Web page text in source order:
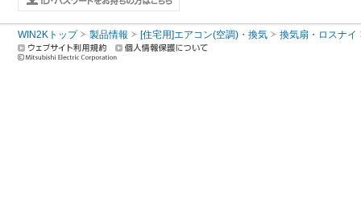
WIN2Kトップ 製品情報 [住宅用]エアコン(空調)・換気 換気扇・ロスナイ